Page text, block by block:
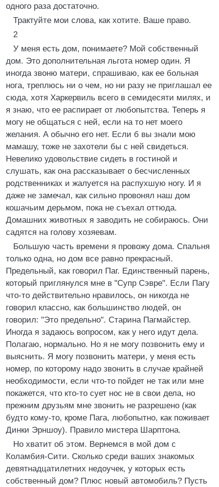
одного раза достаточно.
Трактуйте мои слова, как хотите. Ваше право.
2
У меня есть дом, понимаете? Мой собственный
дом. Это дополнительная льгота номер один. Я
иногда звоню матери, спрашиваю, как ее больная
нога, треплюсь ни о чем, но ни разу не приглашал ее
сюда, хотя Харкервиль всего в семидесяти милях, и
я знаю, что ее распирает от любопытства. Теперь я
могу не общаться с ней, если на то нет моего
желания. А обычно его нет. Если б вы знали мою
мамашу, тоже не захотели бы с ней свидеться.
Невелико удовольствие сидеть в гостиной и
слушать, как она рассказывает о бесчисленных
родственниках и жалуется на распухшую ногу. И я
даже не замечал, как сильно провонял наш дом
кошачьим дерьмом, пока не съехал оттюда.
Домашних животных я заводить не собираюсь. Они
садятся на голову хозяевам.
Большую часть времени я провожу дома. Спальня
только одна, но дом все равно прекрасный.
Предельный, как говорил Паг. Единственный парень,
который приглянулся мне в "Супр Сэвре". Если Пагу
что-то действительно нравилось, он никогда не
говорил классно, как большинство людей, он
говорил: "Это предельно". Старина Пагмайстер.
Иногда я задаюсь вопросом, как у него идут дела.
Полагаю, нормально. Но я не могу позвонить ему и
выяснить. Я могу позвонить матери, у меня есть
номер, по которому надо звонить в случае крайней
необходимости, если что-то пойдет не так или мне
покажется, что кто-то сует нос не в свои дела, но
прежним друзьям мне звонить не разрешено (как
будто кому-то, кроме Пага, любопытно, как поживает
Динки Эрншоу). Правило мистера Шарптона.
Но хватит об этом. Вернемся в мой дом с
Коламбия-Сити. Сколько среди ваших знакомых
девятнадцатилетних недоучек, у которых есть
собственный дом? Плюс новый автомобиль? Пусть